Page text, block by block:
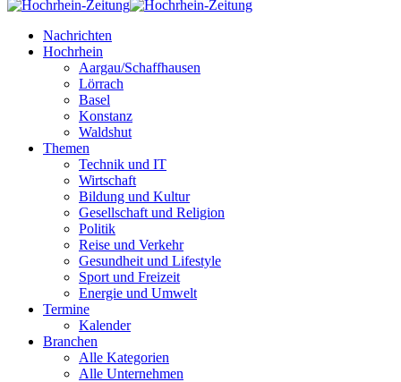
Nachrichten
Hochrhein
Aargau/Schaffhausen
Lörrach
Basel
Konstanz
Waldshut
Themen
Technik und IT
Wirtschaft
Bildung und Kultur
Gesellschaft und Religion
Politik
Reise und Verkehr
Gesundheit und Lifestyle
Sport und Freizeit
Energie und Umwelt
Termine
Kalender
Branchen
Alle Kategorien
Alle Unternehmen